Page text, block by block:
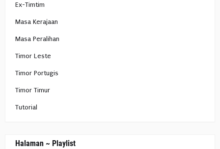
Ex-Timtim
Masa Kerajaan
Masa Peralihan
Timor Leste
Timor Portugis
Timor Timur
Tutorial
Halaman ~ Playlist